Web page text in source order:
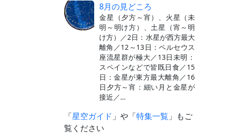
8月の見どころ
金星（夕方～宵）、火星（未
明～明け方）、土星（宵～明
け方）／2日：水星が西方最大
離角／12～13日：ペルセウス
座流星群が極大／13日未明：
スペインなどで皆既日食／15
日：金星が東方最大離角／16
日夕方～宵：細い月と金星が
接近／…
「星空ガイド 」や「特集一覧 」もご
覧ください